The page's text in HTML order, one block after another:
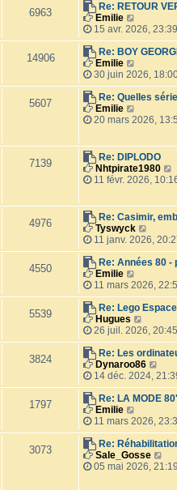
6963
Re: RETOUR
Emilie
o
n
s
l
t
e
l
e
r
n
r
m
e
s
s
a
e
15 avr. 2026, 23:39
14906
Re: BOY
Emilie
o
n
s
l
r
l
e
r
n
i
e
r
m
s
s
a
g
e
30 juin 2026,
5607
Re: Quelles
Emilie
o
u
l
t
l
e
d
e
r
n
e
r
m
e
s
s
a
g
e
20 mars 2026,
7139
Re: DIPLODO
Nhtpirate1980
t
r
l
e
n
s
11 févr. 2026,
4976
Re: Casimir,
Tyswyck
o
n
s
l
t
e
e
d
e
r
n
i
r
m
e
s
s
11 janv. 2026,
4550
Re: Années 80
Emilie
o
n
s
u
l
t
e
r
l
e
d
r
n
i
e
r
11 mars 2026,
5539
Re: Lego
Hugues
o
n
s
u
l
t
e
l
e
d
e
r
26 juil. 2026, 20:45
3824
Re: Les
Dynaroo86
o
n
s
l
t
e
r
l
14 déc. 2024,
1797
Re: LA MODE
Emilie
o
n
s
u
l
11 mars 2026,
3073
Re:
Sale_Gosse
o
05 mai 2026, 21:19